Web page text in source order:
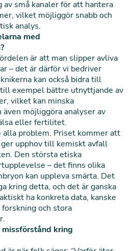
små kanaler för att hantera
vilket möjliggör snabb och
analys.
med
är att man slipper avliva
– det är därför vi bedriver
kan också bidra till
exempel bättre utnyttjande av
vilket kan minska
möjliggöra analyser av
eller fertilitet.
alla problem. Priset kommer att
upphov till kemiskt avfall
Den största etiska
– det finns olika
kan uppleva smärta. Det
kring detta, och det är ganska
ha konkreta data, kanske
och stora
kring